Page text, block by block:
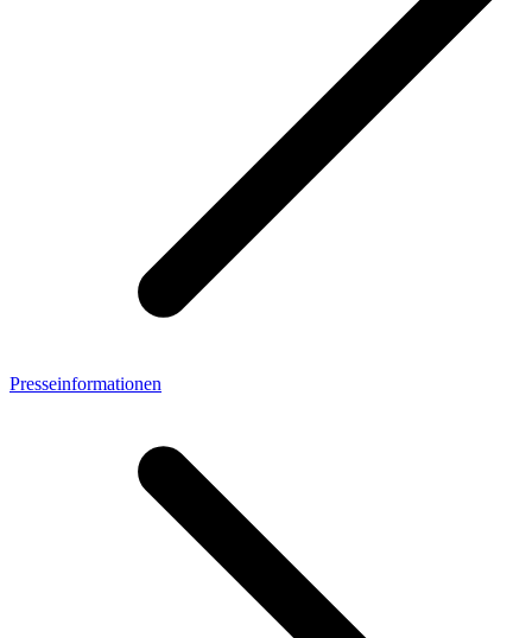
Presseinformationen